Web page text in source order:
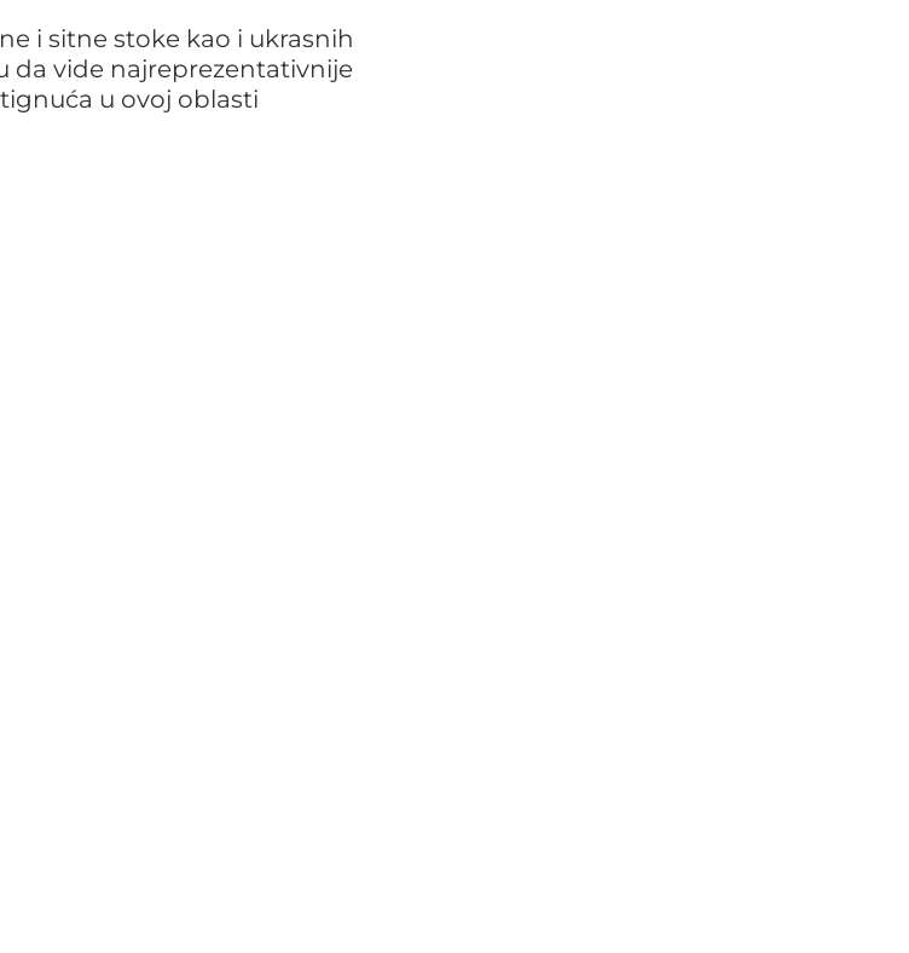
i sitne stoke kao i ukrasnih
da vide najreprezentativnije
u ovoj oblasti